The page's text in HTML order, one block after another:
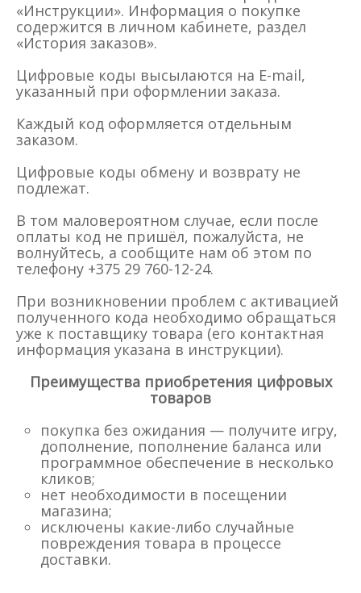
«Инструкции». Информация о покупке
содержится в личном кабинете, раздел
«История заказов».
Цифровые коды высылаются на E-mail,
указанный при оформлении заказа.
Каждый код оформляется отдельным
заказом.
Цифровые коды обмену и возврату не
подлежат.
В том маловероятном случае, если после
оплаты код не пришёл, пожалуйста, не
волнуйтесь, а сообщите нам об этом по
телефону +375 29 760-12-24.
При возникновении проблем с активацией
полученного кода необходимо обращаться
уже к поставщику товара (его контактная
информация указана в инструкции).
Преимущества приобретения цифровых
товаров
покупка без ожидания — получите игру,
дополнение, пополнение баланса или
программное обеспечение в несколько
кликов;
нет необходимости в посещении
магазина;
исключены какие-либо случайные
повреждения товара в процессе
доставки.